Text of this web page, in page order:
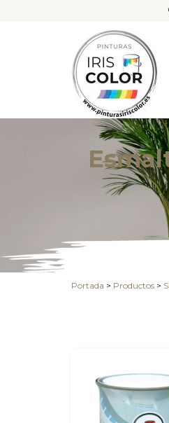
Portada > Productos >